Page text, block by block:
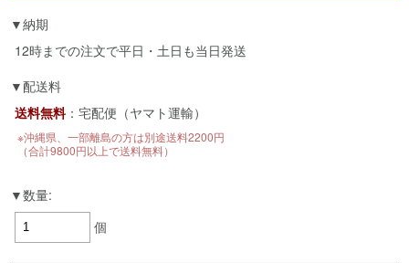
LINEのアカウントを使って簡単に会員登録＆ログインすることも可能です。
納期
12時までの注文で平日・土日も当日発送
配送料
送料無料：宅配便（ヤマト運輸）
※沖縄県、一部離島の方は別途送料2200円
（合計9800円以上で送料無料）
数量:
個